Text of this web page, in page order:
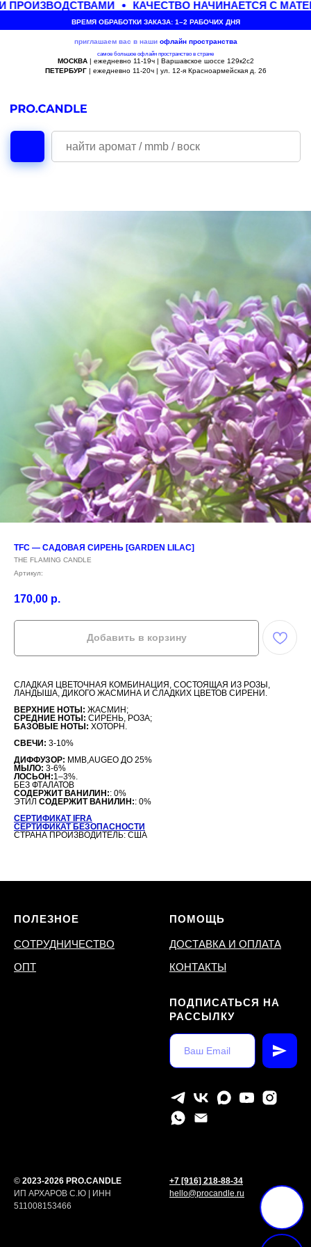
КАЧЕСТВО НАЧИНАЕТСЯ С
ВРЕМЯ ОБРАБОТКИ ЗАКАЗА: 1–2 РАБОЧИХ ДНЯ
приглашаем вас в наши офлайн пространства
самое большое офлайн пространство в стране
МОСКВА| ежедневно 11-19ч | Варшавское шоссе 129к2с2
ПЕТЕРБУРГ| ежедневно 11-20ч | ул. 12-я Красноармейская д. 26
TFC — САДОВАЯ СИРЕНЬ [GARDEN LILAC]
THE FLAMING CANDLE
Артикул:
170,00 р.
Добавить в корзину
СЛАДКАЯ ЦВЕТОЧНАЯ КОМБИНАЦИЯ, СОСТОЯЩАЯ ИЗ РОЗЫ,
ЛАНДЫША, ДИКОГО ЖАСМИНА И СЛАДКИХ ЦВЕТОВ СИРЕНИ.
ВЕРХНИЕ НОТЫ: ЖАСМИН;
СРЕДНИЕ НОТЫ: СИРЕНЬ, РОЗА;
БАЗОВЫЕ НОТЫ: ХОТОРН.
СВЕЧИ: 3-10%
ДИФФУЗОР: MMB,AUGEO ДО 25%
МЫЛО: 3-6%
ЛОСЬОН:1–3%.
БЕЗ ФТАЛАТОВ
СОДЕРЖИТ ВАНИЛИН:: 0%
ЭТИЛ СОДЕРЖИТ ВАНИЛИН:: 0%
СЕРТИФИКАТ IFRA
СЕРТИФИКАТ БЕЗОПАСНОСТИ
СТРАНА ПРОИЗВОДИТЕЛЬ: США
ПОЛЕЗНОЕ
СОТРУДНИЧЕСТВО
ОПТ
ПОМОЩЬ
ДОСТАВКА И ОПЛАТА
КОНТАКТЫ
ПОДПИСАТЬСЯ НА
РАССЫЛКУ
© 2023-2026 PRO.CANDLE
ИП АРХАРОВ С.Ю | ИНН
511008153466
+7 [916] 218-88-34
hello@procandle.ru